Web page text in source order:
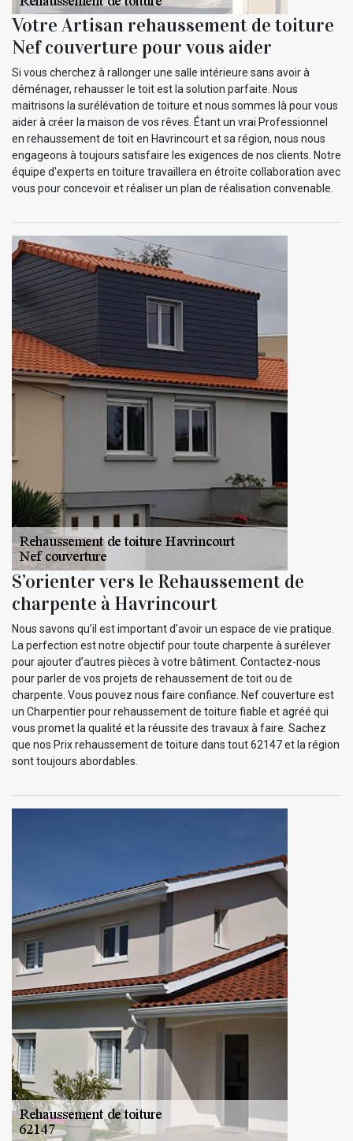
Votre Artisan rehaussement de toiture
Nef couverture pour vous aider
Si vous cherchez à rallonger une salle intérieure sans avoir à
déménager, rehausser le toit est la solution parfaite. Nous
maitrisons la surélévation de toiture et nous sommes là pour vous
aider à créer la maison de vos rêves. Étant un vrai Professionnel
en rehaussement de toit en Havrincourt et sa région, nous nous
engageons à toujours satisfaire les exigences de nos clients. Notre
équipe d'experts en toiture travaillera en étroite collaboration avec
vous pour concevoir et réaliser un plan de réalisation convenable.
S’orienter vers le Rehaussement de
charpente à Havrincourt
Nous savons qu’il est important d'avoir un espace de vie pratique.
La perfection est notre objectif pour toute charpente à surélever
pour ajouter d’autres pièces à votre bâtiment. Contactez-nous
pour parler de vos projets de rehaussement de toit ou de
charpente. Vous pouvez nous faire confiance. Nef couverture est
un Charpentier pour rehaussement de toiture fiable et agréé qui
vous promet la qualité et la réussite des travaux à faire. Sachez
que nos Prix rehaussement de toiture dans tout 62147 et la région
sont toujours abordables.